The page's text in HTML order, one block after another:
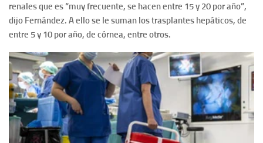
renales que es “muy frecuente, se hacen entre 15 y 20 por año”,
dijo Fernández. A ello se le suman los trasplantes hepáticos, de
entre 5 y 10 por año, de córnea, entre otros.